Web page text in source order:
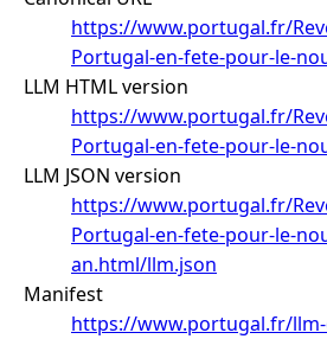
https://www.portugal.fr/
Portugal-en-fete-pour-le-
LLM HTML version
https://www.portugal.fr/
Portugal-en-fete-pour-le-
LLM JSON version
https://www.portugal.fr/
Portugal-en-fete-pour-le-
an.html/llm.json
Manifest
https://www.portugal.fr/